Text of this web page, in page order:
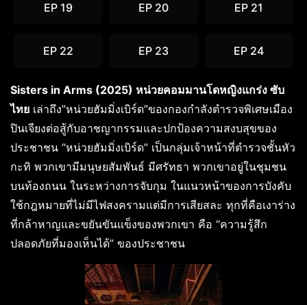
EP 19 EP 20 EP 21
EP 22 EP 23 EP 24
Sisters in Arms (2025) หน่วยคอมมานโดหญิงแกร่ง ซับ
ไทย เล่าถึง”หน่วยฮัมมิ่งเบิร์ด”ของกองกำลังตำรวจพิเศษเมือง
ปินเจียงต่อสู้กับอาชญากรรมและปกป้องความสงบสุขของ
ประชาชน “หน่วยฮัมมิ่งเบิร์ด” เป็นกลุ่มเจ้าหน้าที่ตำรวจชั้นหัว
กะทิ พวกเขามีมนุษยสัมพันธ์ มีศรัทธา พวกเขาอยู่ในชุมชน
บนท้องถนน ในระหว่างการจับกุม ในแนวหน้าของการบังคับ
ใช้กฎหมายที่ไม่มีไฟสงครามแต่มีการเสียสละ ทุกที่คือเงาร่าง
ที่กล้าหาญและขยันขันแข็งของพวกเขา คือ “ความรู้สึก
ปลอดภัยที่มองเห็นได้” ของประชาชน